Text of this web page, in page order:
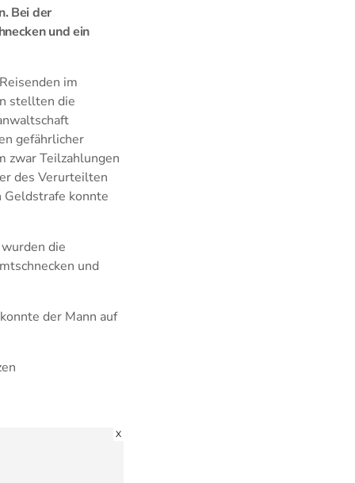
Bei der
und ein
im
stellten die
gefährlicher
zwar Teilzahlungen
des Verurteilten
Geldstrafe konnte
die
und
der Mann auf
X